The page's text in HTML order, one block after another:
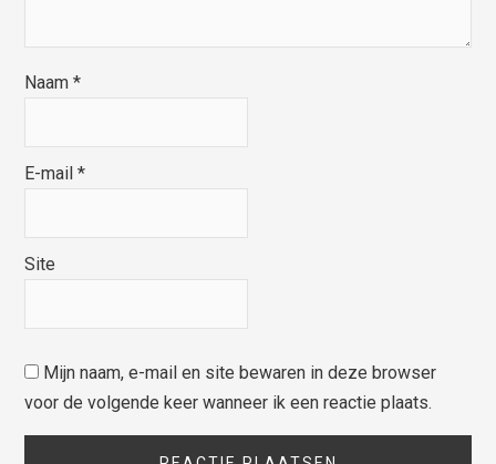
Naam*
E-mail*
Site
Mijn naam, e-mail en site bewaren in deze browser
voor de volgende keer wanneer ik een reactie plaats.